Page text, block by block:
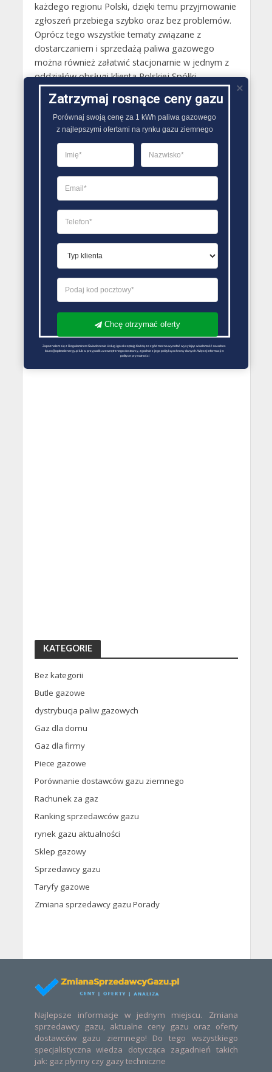
każdego regionu Polski, dzięki temu przyjmowanie
zgłoszeń przebiega szybko oraz bez problemów.
Oprócz tego wszystkie tematy związane z
dostarczaniem i sprzedażą paliwa gazowego
można również załatwić stacjonarnie w jednym z
oddziałów obsługi klienta Polskiej Spółki
Gazownictwa.
Gazy techniczne Pieniężno
Butle gazowe Pieniężno
Gaz płynny Pieniężno
LPG Pieniężno
Dostawcy gazu Pieniężno
PORÓWNYWARKA OFERT GAZU
KATEGORIE
Bez kategorii
Butle gazowe
dystrybucja paliw gazowych
Gaz dla domu
Gaz dla firmy
Piece gazowe
Porównanie dostawców gazu ziemnego
Rachunek za gaz
Ranking sprzedawców gazu
rynek gazu aktualności
Sklep gazowy
Sprzedawcy gazu
Taryfy gazowe
Zmiana sprzedawcy gazu Porady
Najlepsze informacje w jednym miejscu. Zmiana
sprzedawcy gazu, aktualne ceny gazu oraz oferty
dostawców gazu ziemnego! Do tego wszystkiego
specjalistyczna wiedza dotycząca zagadnień takich
jak: gaz płynny czy gazy techniczne
Zatrzymaj rosnące ceny gazu
Porównaj swoją cenę za 1 kWh paliwa gazowego
z najlepszymi ofertami na rynku gazu ziemnego
Chcę otrzymać oferty
Zapoznałem się z Regulaminem Świadczenie Usług i go akceptuję Każdą ze zgód można wycofać wysyłając wiadomość na adres
biuro@optimalenergy.pl lub w przypadku zewnętrznego dostawcy, zgodnie z jego polityką ochrony danych. Więcej informacji w
polityce prywatności